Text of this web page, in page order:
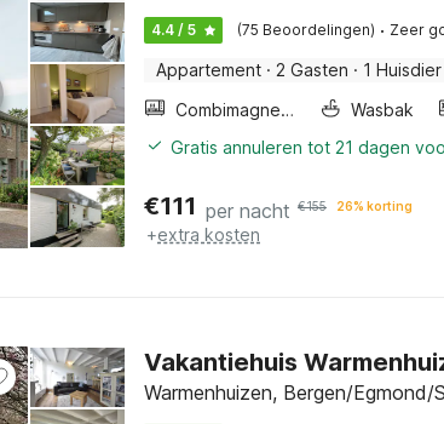
4.4 / 5 (75 Beoordelingen) · Zeer
Appartement · 2 Gasten · 1 Huisdier
Combimagnetron
Wasbak
Gratis annuleren tot 21 dagen
€111 per nacht €155 26% korting
+extra kosten
Vakantiehuis
Warmenhuizen, Bergen/